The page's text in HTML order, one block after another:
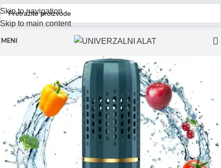
Skip to navigation
Skip to main content
MENI